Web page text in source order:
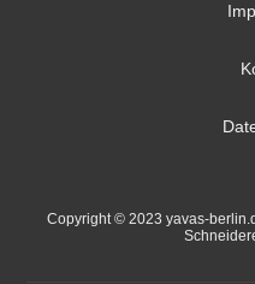
Copyright © 2023 yavas-